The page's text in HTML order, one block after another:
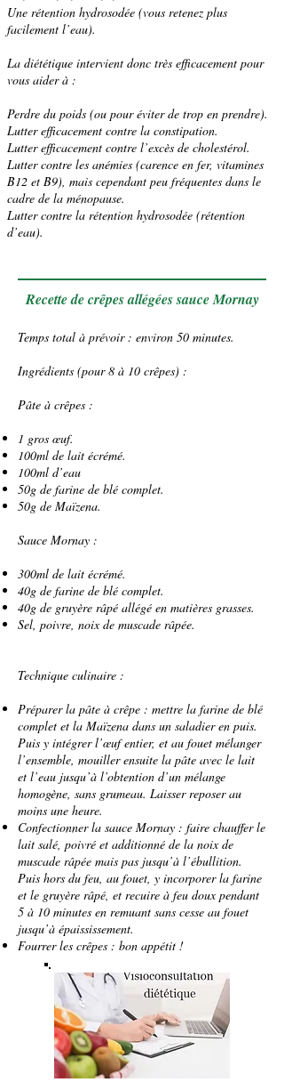
Une rétention hydrosodée (vous retenez plus
facilement l’eau).
La diététique intervient donc très efficacement pour
vous aider à :
Perdre du poids (ou pour éviter de trop en prendre).
Lutter efficacement contre la constipation.
Lutter efficacement contre l’excès de cholestérol.
Lutter contre les anémies (carence en fer, vitamines
B12 et B9), mais cependant peu fréquentes dans le
cadre de la ménopause.
Lutter contre la rétention hydrosodée (rétention
d’eau).
Recette de crêpes allégées sauce Mornay
Temps total à prévoir : environ 50 minutes.
Ingrédients (pour 8 à 10 crêpes) :
Pâte à crêpes :
1 gros œuf.
100ml de lait écrémé.
100ml d’eau
50g de farine de blé complet.
50g de Maïzena.
Sauce Mornay :
300ml de lait écrémé.
40g de farine de blé complet.
40g de gruyère râpé allégé en matières grasses.
Sel, poivre, noix de muscade râpée.
Technique culinaire :
Préparer la pâte à crêpe : mettre la farine de blé
complet et la Maïzena dans un saladier en puis.
Puis y intégrer l’œuf entier, et au fouet mélanger
l’ensemble, mouiller ensuite la pâte avec le lait
et l’eau jusqu’à l’obtention d’un mélange
homogène, sans grumeau. Laisser reposer au
moins une heure.
Confectionner la sauce Mornay : faire chauffer le
lait salé, poivré et additionné de la noix de
muscade râpée mais pas jusqu’à l’ébullition.
Puis hors du feu, au fouet, y incorporer la farine
et le gruyère râpé, et recuire à feu doux pendant
5 à 10 minutes en remuant sans cesse au fouet
jusqu’à épaississement.
Fourrer les crêpes : bon appétit !